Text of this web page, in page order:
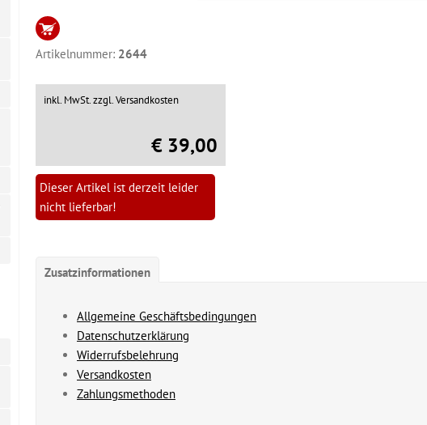
Artikelnummer: 2644
inkl. MwSt.zzgl. Versandkosten
€ 39,00
Dieser Artikel ist derzeit leider
nicht lieferbar!
Zusatzinformationen
Allgemeine Geschäftsbedingungen
Datenschutzerklärung
Widerrufsbelehrung
Versandkosten
Zahlungsmethoden